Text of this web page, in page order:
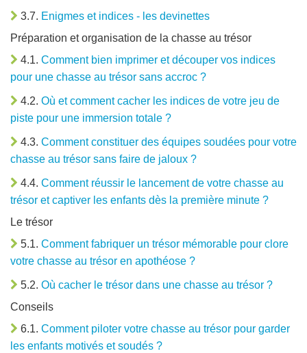
3.7. Enigmes et indices - les devinettes
Préparation et organisation de la chasse au trésor
4.1. Comment bien imprimer et découper vos indices
pour une chasse au trésor sans accroc ?
4.2. Où et comment cacher les indices de votre jeu de
piste pour une immersion totale ?
4.3. Comment constituer des équipes soudées pour votre
chasse au trésor sans faire de jaloux ?
4.4. Comment réussir le lancement de votre chasse au
trésor et captiver les enfants dès la première minute ?
Le trésor
5.1. Comment fabriquer un trésor mémorable pour clore
votre chasse au trésor en apothéose ?
5.2. Où cacher le trésor dans une chasse au trésor ?
Conseils
6.1. Comment piloter votre chasse au trésor pour garder
les enfants motivés et soudés ?